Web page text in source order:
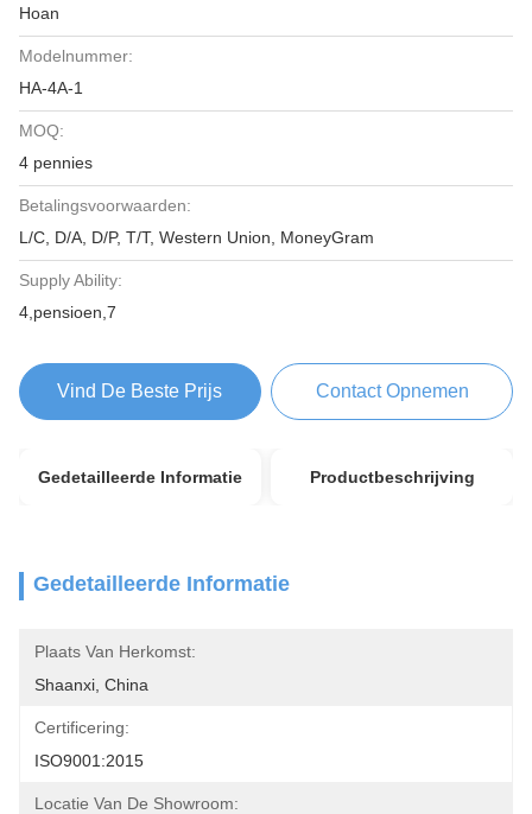
Hoan
Modelnummer:
HA-4A-1
MOQ:
4 pennies
Betalingsvoorwaarden:
L/C, D/A, D/P, T/T, Western Union, MoneyGram
Supply Ability:
4,pensioen,7
Vind De Beste Prijs Contact Opnemen
Gedetailleerde Informatie Productbeschrijving
Gedetailleerde Informatie
Plaats Van Herkomst:
Shaanxi, China
Certificering:
ISO9001:2015
Locatie Van De Showroom: